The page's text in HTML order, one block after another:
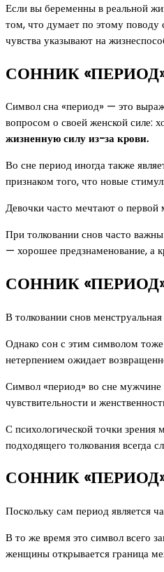
Если вы беременны в реальной
том, что думает по этому поводу
чувства указывают на
СОННИК
Символ сна «период» — это
вопросом о своей женской силе:
жизненную силу из-за крови.
Во сне период иногда также
признаком того, что новые
Девочки часто мечтают о
При толковании снов часто
— хорошее предзнаменование, а
СОННИК
В толковании снов
Однако сон с этим символом
нетерпением ожидает
Символ «период» во сне
чувствительности и
С психологической точки
подходящего толкования всегда
СОННИК
Поскольку сам период является
В то же время это символ всего
женщины открывается граница